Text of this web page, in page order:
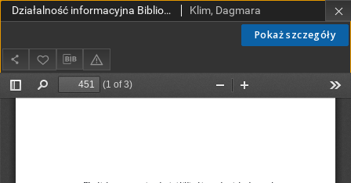
Pokaż szczegóły
Działalność informacyjna Biblioteki Naukowej Instytutu Centrum Zdrowia Matki Polki w Łodzi Klim, Dagmara